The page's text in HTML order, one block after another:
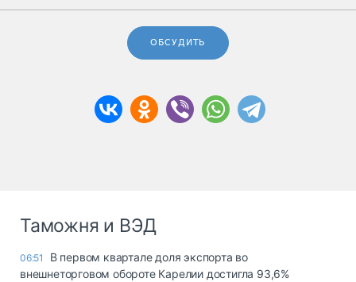
ОБСУДИТЬ
Таможня и ВЭД
06:51
В первом квартале доля экспорта во
внешнеторговом обороте Карелии достигла 93,6%